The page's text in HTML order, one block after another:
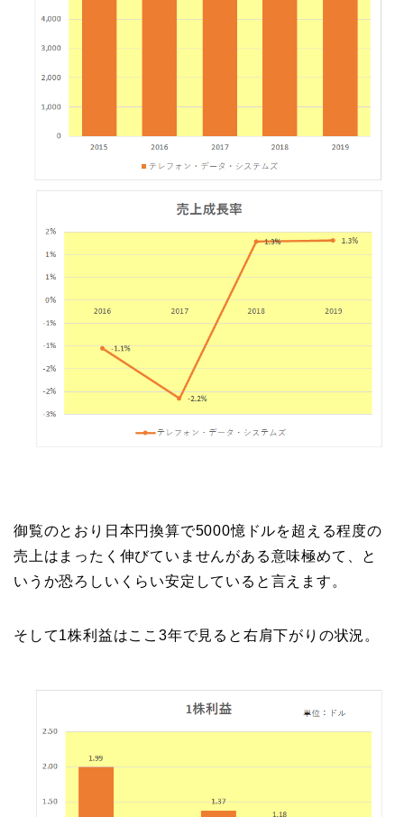
御覧のとおり日本円換算で5000憶ドルを超える程度の
売上はまったく伸びていませんがある意味極めて、と
いうか恐ろしいくらい安定していると言えます。
そして1株利益はここ3年で見ると右肩下がりの状況。